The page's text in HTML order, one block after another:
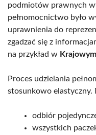
podmiotów prawnych
pełnomocnictwo było
uprawnienia do
zgadzać się z
na przykład w
Proces udzielania
stosunkowo elastyczny.
odbiór
wszystkich